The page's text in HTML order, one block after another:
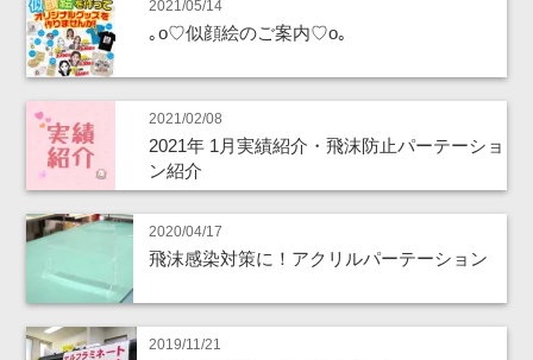
2021/05/14
｡o♡似顔絵のご案内♡o｡
2021/02/08
2021年 1月実績紹介・飛沫防止パーテーショ
ン紹介
2020/04/17
飛沫感染対策に！アクリルパーテーション
2019/11/21